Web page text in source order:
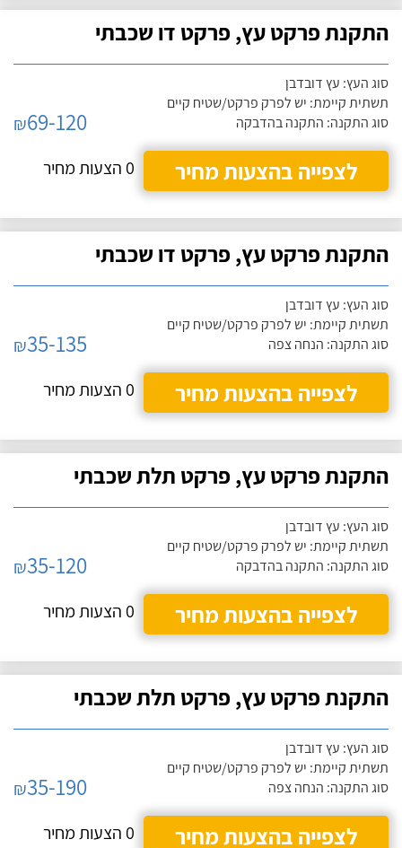
התקנת פרקט עץ, פרקט דו שכבתי
סוג העץ: עץ דובדבן
תשתית קיימת: יש לפרק פרקט/שטיח קיים
סוג התקנה: התקנה בהדבקה
₪69-120
לצפייה בהצעות מחיר
0 הצעות מחיר
התקנת פרקט עץ, פרקט דו שכבתי
סוג העץ: עץ דובדבן
תשתית קיימת: יש לפרק פרקט/שטיח קיים
סוג התקנה: הנחה צפה
₪35-135
לצפייה בהצעות מחיר
0 הצעות מחיר
התקנת פרקט עץ, פרקט תלת שכבתי
סוג העץ: עץ דובדבן
תשתית קיימת: יש לפרק פרקט/שטיח קיים
סוג התקנה: התקנה בהדבקה
₪35-120
לצפייה בהצעות מחיר
0 הצעות מחיר
התקנת פרקט עץ, פרקט תלת שכבתי
סוג העץ: עץ דובדבן
תשתית קיימת: יש לפרק פרקט/שטיח קיים
סוג התקנה: הנחה צפה
₪35-190
לצפייה בהצעות מחיר
0 הצעות מחיר